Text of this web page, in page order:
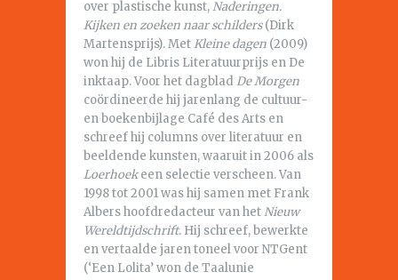
over plastische kunst,Naderingen.
Kijken en zoeken naar schilders(Dirk
Martensprijs). MetKleine dagen (2009)
won hij de Libris Literatuurprijs en De
inktaap. Voor het dagblad De Morgen
coördineerde hij jarenlang de cultuur-
en boekenbijlage Café des Arts en
schreef hij columns over literatuur en
beeldende kunsten, waaruit in 2006 als
Loerhoekeen selectie verscheen. Van
1998 tot 2001 was hij samen met Frank
Albers hoofdredacteur van hetNieuw
Wereldtijdschrift. Hij schreef, bewerkte
en vertaalde jaren toneel voor NTGent
(‘Een Lolita’ won de Taalunie